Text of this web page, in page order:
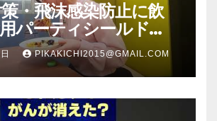
・飛沫感染防止に飲
パーティシールド
食代替品）ＦＢＣ福井
番組での紹介映像
PIKAKICHI2015@GMAIL.COM